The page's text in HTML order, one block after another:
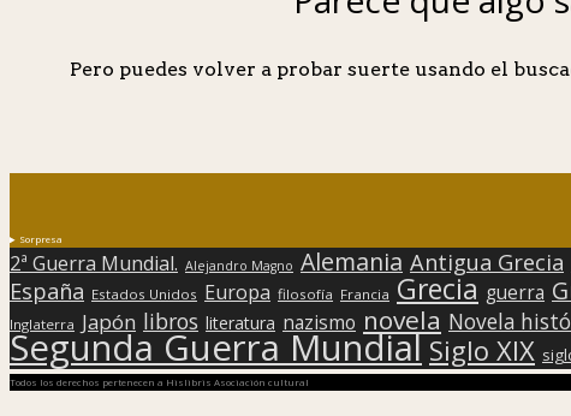
Pero puedes volver a probar suerte usando el
Sorpresa
2ª Guerra Mundial. Alejandro Magno Alemania Antigua Grecia
España Estados Unidos Europa filosofía Francia Grecia guerra
Inglaterra Japón libros literatura nazismo novela Novela
Segunda Guerra Mundial Siglo XIX
Todos los derechos pertenecen a Hislibris Asociación cultural